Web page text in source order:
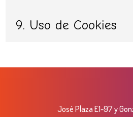
9. Uso de Cookies
José Plaza E1-97 y